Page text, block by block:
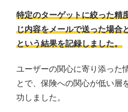
特定のターゲットに絞った精
じ内容をメールで送った場合
という結果を記録しました。
ユーザーの関心に寄り添った
とで、保険への関心が低い層
功しました。